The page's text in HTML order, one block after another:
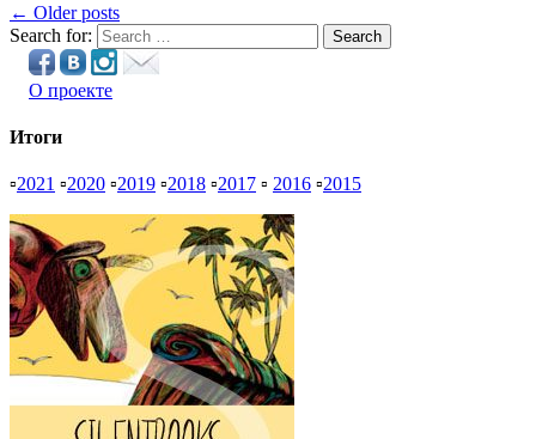
← Older posts
Search for:
Search
О проекте
Итоги
▫2021 ▫2020 ▫2019 ▫2018 ▫2017 ▫ 2016 ▫2015